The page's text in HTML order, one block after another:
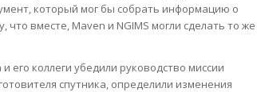
который мог бы собрать информацию о
вместе, Maven и NGIMS могли сделать то же
коллеги убедили руководство миссии
спутника, определили изменения